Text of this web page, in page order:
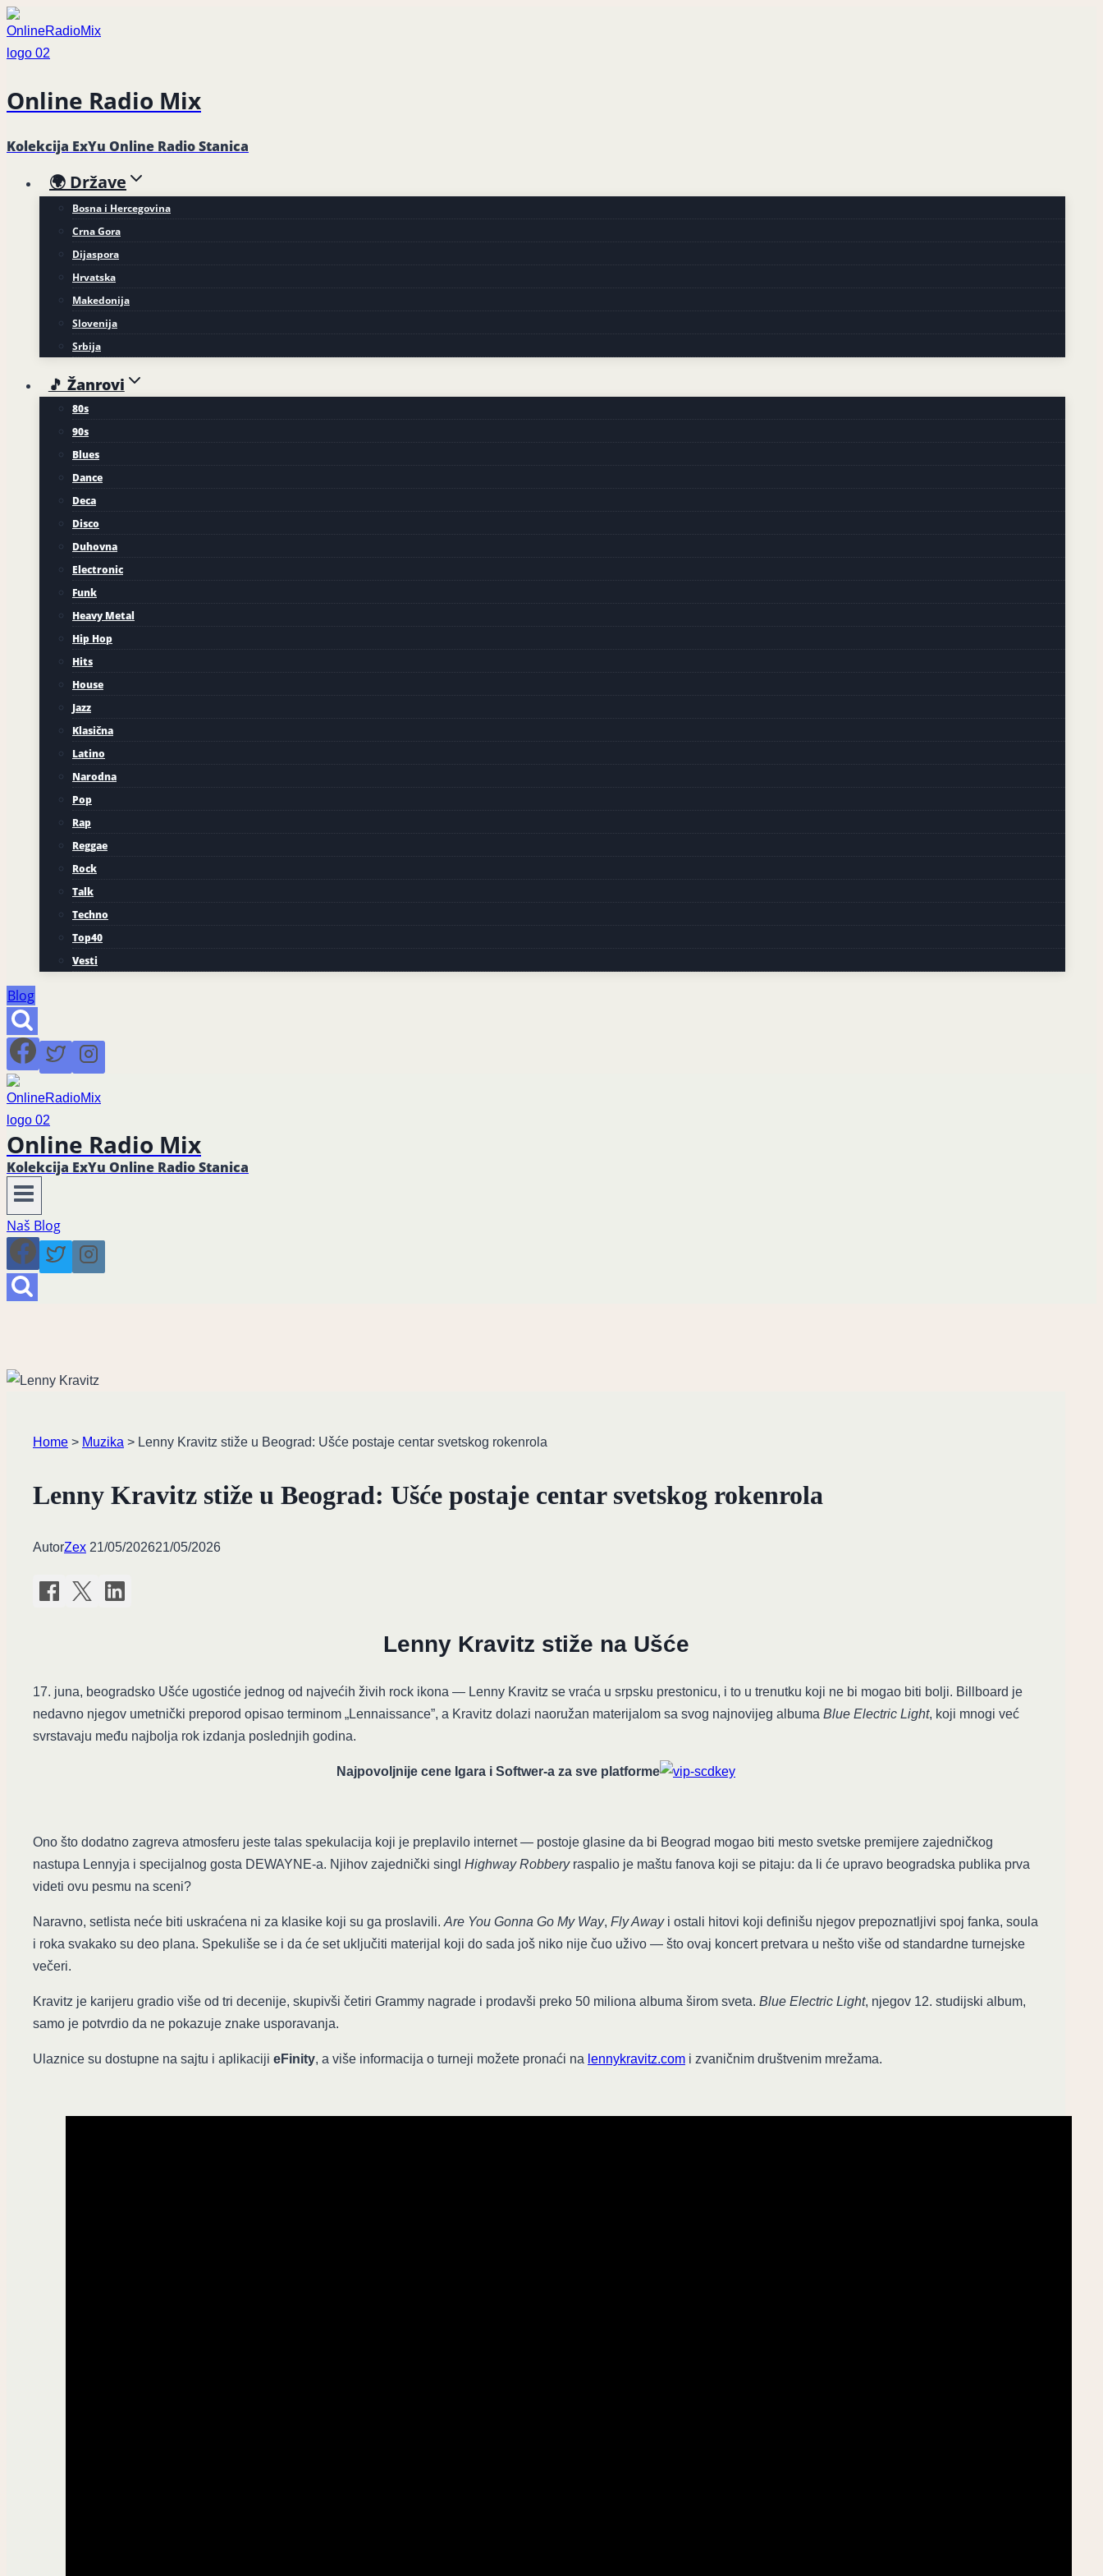
Skip
to
content
Online Radio Mix
Kolekcija ExYu Online Radio Stanica
🌍 Države
Bosna i Hercegovina
Crna Gora
Dijaspora
Hrvatska
Makedonija
Slovenija
Srbija
🎵 Žanrovi
80s
90s
Blues
Dance
Deca
Disco
Duhovna
Electronic
Funk
Heavy Metal
Hip Hop
Hits
House
Jazz
Klasična
Latino
Narodna
Pop
Rap
Reggae
Rock
Talk
Techno
Top40
Vesti
Blog
Online Radio Mix
Kolekcija ExYu Online Radio Stanica
Naš Blog
Home > Muzika > Lenny Kravitz stiže u Beograd: Ušće postaje centar svetskog rokenrola
Lenny Kravitz stiže u Beograd: Ušće postaje centar svetskog rokenrola
AutorZex 21/05/202621/05/2026
Lenny Kravitz stiže na Ušće
17. juna, beogradsko Ušće ugostiće jednog od najvećih živih rock ikona — Lenny Kravitz se vraća u srpsku prestonicu, i to u trenutku koji ne bi mogao biti bolji. Billboard je
nedavno njegov umetnički preporod opisao terminom „Lennaissance”, a Kravitz dolazi naoružan materijalom sa svog najnovijeg albuma Blue Electric Light, koji mnogi već
svrstavaju među najbolja rok izdanja poslednjih godina.
Najpovoljnije cene Igara i Softwer-a za sve platforme
Ono što dodatno zagreva atmosferu jeste talas spekulacija koji je preplavilo internet — postoje glasine da bi Beograd mogao biti mesto svetske premijere zajedničkog
nastupa Lennyja i specijalnog gosta DEWAYNE-a. Njihov zajednički singl Highway Robberyraspalio je maštu fanova koji se pitaju: da li će upravo beogradska publika prva
videti ovu pesmu na sceni?
Naravno, setlista neće biti uskraćena ni za klasike koji su ga proslavili. Are You Gonna Go My Way, Fly Awayi ostali hitovi koji definišu njegov prepoznatljivi spoj fanka, soula
i roka svakako su deo plana. Spekuliše se i da će set uključiti materijal koji do sada još niko nije čuo uživo — što ovaj koncert pretvara u nešto više od standardne turnejske
večeri.
Kravitz je karijeru gradio više od tri decenije, skupivši četiri Grammy nagrade i prodavši preko 50 miliona albuma širom sveta. Blue Electric Light, njegov 12. studijski album,
samo je potvrdio da ne pokazuje znake usporavanja.
Ulaznice su dostupne na sajtu i aplikaciji eFinity, a više informacija o turneji možete pronaći na lennykravitz.com i zvaničnim društvenim mrežama.